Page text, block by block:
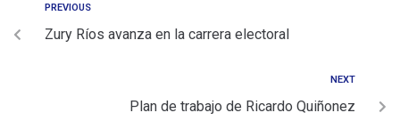
PREVIOUS
Zury Ríos avanza en la carrera electoral
NEXT
Plan de trabajo de Ricardo Quiñonez